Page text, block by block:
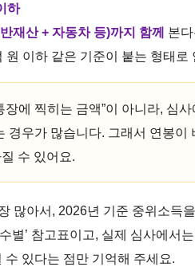
하
재산 + 자동차 등)까지 함께 본
이하 같은 기준이 붙는 형태로
장에 찍히는 금액”이 아니라, 심
경우가 많습니다. 그래서 연봉이
수 있어요.
많아서, 2026년 기준 중위소득
별’ 참고표이고, 실제 심사에서
있다는 점만 기억해 주세요.